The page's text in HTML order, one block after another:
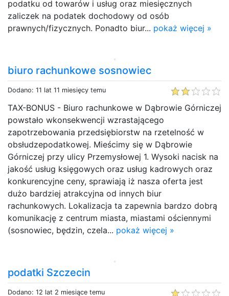
podatku od towarów i usług oraz miesięcznych
zaliczek na podatek dochodowy od osób
prawnych/fizycznych. Ponadto biur... pokaż więcej »
biuro rachunkowe sosnowiec
Dodano: 11 lat 11 miesięcy temu
TAX-BONUS - Biuro rachunkowe w Dąbrowie Górniczej
powstało wkonsekwencji wzrastającego
zapotrzebowania przedsiębiorstw na rzetelność w
obsłudzepodatkowej. Mieścimy się w Dąbrowie
Górniczej przy ulicy Przemysłowej 1. Wysoki nacisk na
jakość usług księgowych oraz usług kadrowych oraz
konkurencyjne ceny, sprawiają iż nasza oferta jest
dużo bardziej atrakcyjna od innych biur
rachunkowych. Lokalizacja ta zapewnia bardzo dobrą
komunikację z centrum miasta, miastami ościennymi
(sosnowiec, będzin, czela... pokaż więcej »
podatki Szczecin
Dodano: 12 lat 2 miesiące temu